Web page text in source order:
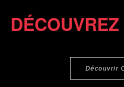
Découvrir